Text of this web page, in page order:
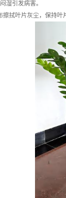
湿引发病害。
擦拭叶片灰尘，保持叶